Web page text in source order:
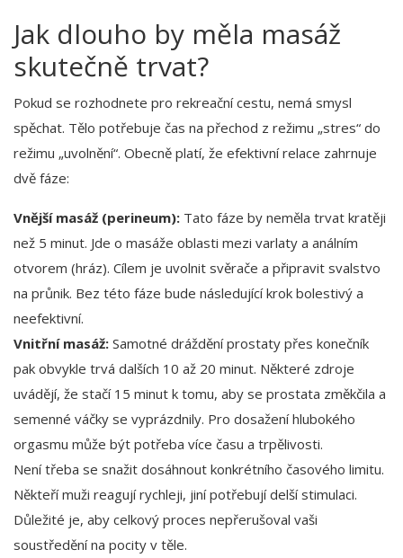
Jak dlouho by měla masáž
skutečně trvat?
Pokud se rozhodnete pro rekreační cestu, nemá smysl
spěchat. Tělo potřebuje čas na přechod z režimu „stres“ do
režimu „uvolnění“. Obecně platí, že efektivní relace zahrnuje
dvě fáze:
Vnější masáž (perineum): Tato fáze by neměla trvat kratěji
než 5 minut. Jde o masáže oblasti mezi varlaty a análním
otvorem (hráz). Cílem je uvolnit svěrače a připravit svalstvo
na průnik. Bez této fáze bude následující krok bolestivý a
neefektivní.
Vnitřní masáž: Samotné dráždění prostaty přes konečník
pak obvykle trvá dalších 10 až 20 minut. Některé zdroje
uvádějí, že stačí 15 minut k tomu, aby se prostata změkčila a
semenné váčky se vyprázdnily. Pro dosažení hlubokého
orgasmu může být potřeba více času a trpělivosti.
Není třeba se snažit dosáhnout konkrétního časového limitu.
Někteří muži reagují rychleji, jiní potřebují delší stimulaci.
Důležité je, aby celkový proces nepřerušoval vaši
soustředění na pocity v těle.